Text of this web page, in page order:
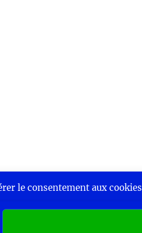
le consentement aux cookies